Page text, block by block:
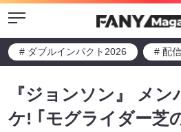
Menu
# ダブルインパクト2026 # 配
『ジョンソン』 メン
ケ! ｢モグライダー芝